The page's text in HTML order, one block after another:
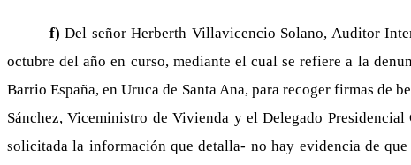
f)Del señor Herberth Villavicencio Solano, Auditor
octubre del año en curso, mediante el cual se refiere a la
Barrio España, en Uruca de Santa Ana, para recoger firmas de
Sánchez, Viceministro de Vivienda y el Delegado
solicitada la información que detalla- no hay evidencia de